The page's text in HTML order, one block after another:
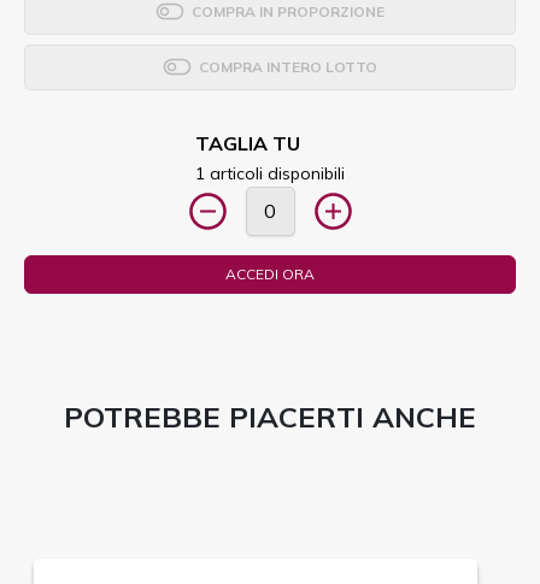
COMPRA IN PROPORZIONE
COMPRA INTERO LOTTO
TAGLIA TU
1 articoli disponibili
ACCEDI ORA
POTREBBE PIACERTI ANCHE